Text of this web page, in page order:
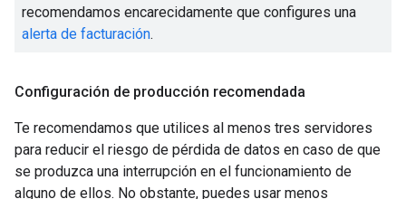
recomendamos encarecidamente que configures una
alerta de facturación.
Configuración de producción recomendada
Te recomendamos que utilices al menos tres servidores
para reducir el riesgo de pérdida de datos en caso de que
se produzca una interrupción en el funcionamiento de
alguno de ellos. No obstante, puedes usar menos